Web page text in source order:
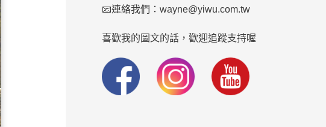
📧連絡我們：wayne@yiwu.com.tw
喜歡我的圖文的話，歡迎追蹤支持喔